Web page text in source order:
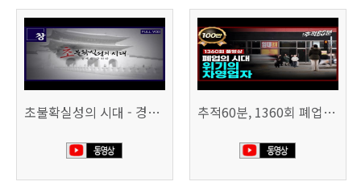
초불확실성의 시대 - 경제를 구하라 494회 (KBS 25.2.11) 추적60분, 1360회 폐업의 시대, 위기의 자영업자